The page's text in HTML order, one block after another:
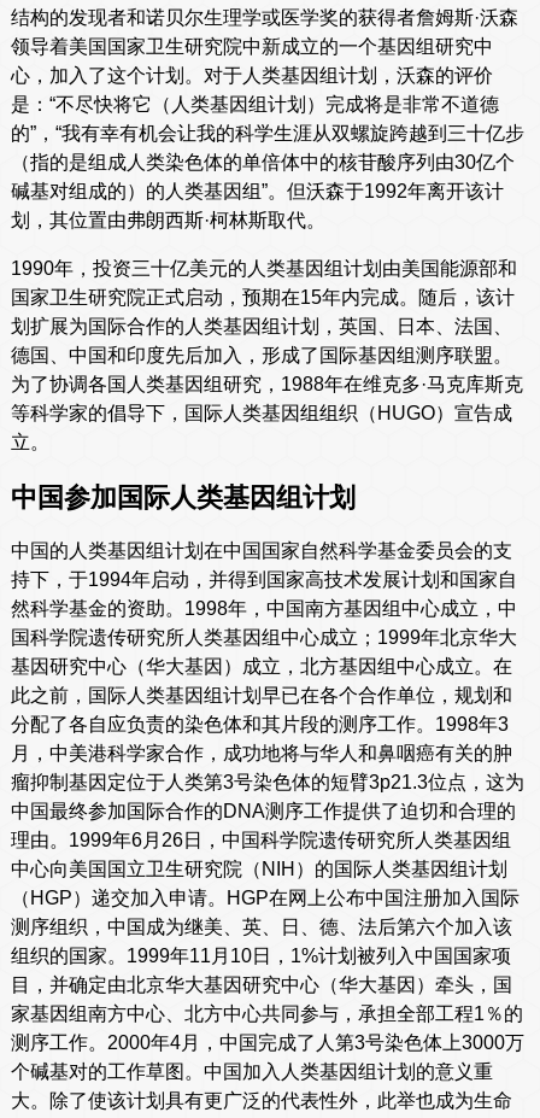
结构的发现者和诺贝尔生理学或医学奖的获得者詹姆斯·沃森
领导着美国国家卫生研究院中新成立的一个基因组研究中
心，加入了这个计划。对于人类基因组计划，沃森的评价
是：“不尽快将它（人类基因组计划）完成将是非常不道德
的”，“我有幸有机会让我的科学生涯从双螺旋跨越到三十亿步
（指的是组成人类染色体的单倍体中的核苷酸序列由30亿个
碱基对组成的）的人类基因组”。但沃森于1992年离开该计
划，其位置由弗朗西斯·柯林斯取代。
1990年，投资三十亿美元的人类基因组计划由美国能源部和
国家卫生研究院正式启动，预期在15年内完成。随后，该计
划扩展为国际合作的人类基因组计划，英国、日本、法国、
德国、中国和印度先后加入，形成了国际基因组测序联盟。
为了协调各国人类基因组研究，1988年在维克多·马克库斯克
等科学家的倡导下，国际人类基因组组织（HUGO）宣告成
立。
中国参加国际人类基因组计划
中国的人类基因组计划在中国国家自然科学基金委员会的支
持下，于1994年启动，并得到国家高技术发展计划和国家自
然科学基金的资助。1998年，中国南方基因组中心成立，中
国科学院遗传研究所人类基因组中心成立；1999年北京华大
基因研究中心（华大基因）成立，北方基因组中心成立。在
此之前，国际人类基因组计划早已在各个合作单位，规划和
分配了各自应负责的染色体和其片段的测序工作。1998年3
月，中美港科学家合作，成功地将与华人和鼻咽癌有关的肿
瘤抑制基因定位于人类第3号染色体的短臂3p21.3位点，这为
中国最终参加国际合作的DNA测序工作提供了迫切和合理的
理由。1999年6月26日，中国科学院遗传研究所人类基因组
中心向美国国立卫生研究院（NIH）的国际人类基因组计划
（HGP）递交加入申请。HGP在网上公布中国注册加入国际
测序组织，中国成为继美、英、日、德、法后第六个加入该
组织的国家。1999年11月10日，1%计划被列入中国国家项
目，并确定由北京华大基因研究中心（华大基因）牵头，国
家基因组南方中心、北方中心共同参与，承担全部工程1％的
测序工作。2000年4月，中国完成了人第3号染色体上3000万
个碱基对的工作草图。中国加入人类基因组计划的意义重
大。除了使该计划具有更广泛的代表性外，此举也成为生命